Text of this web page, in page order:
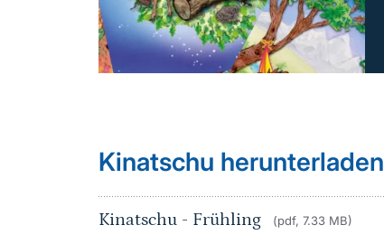
Kinatschu herunterladen
Kinatschu - Frühling (pdf, 7.33 MB)